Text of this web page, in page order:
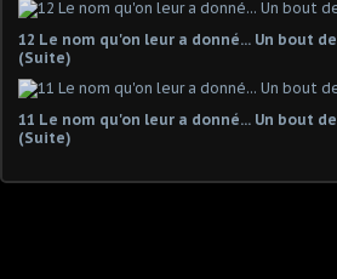
12 Le nom qu'on leur a donné... Un bout
(Suite)
11 Le nom qu'on leur a donné... Un bout
(Suite)